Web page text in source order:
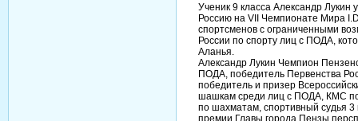
Ученик 9 класса Александр Лукин
Россию на VII Чемпионате Мира
спортсменов с ограниченными
России по спорту лиц с ПОДА,
Аланья.
Александр Лукин Чемпион
ПОДА, победитель Первенства
победитель и призер
шашкам среди лиц с ПОДА, КМС по
по шахматам, спортивный судья
премии Главы города Пензы